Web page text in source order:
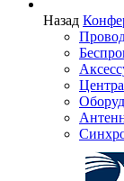
Назад